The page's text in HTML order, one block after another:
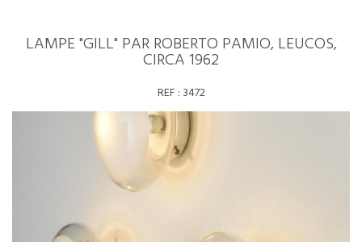
LAMPE "GILL" PAR ROBERTO PAMIO, LEUCOS,
CIRCA 1962
REF : 3472